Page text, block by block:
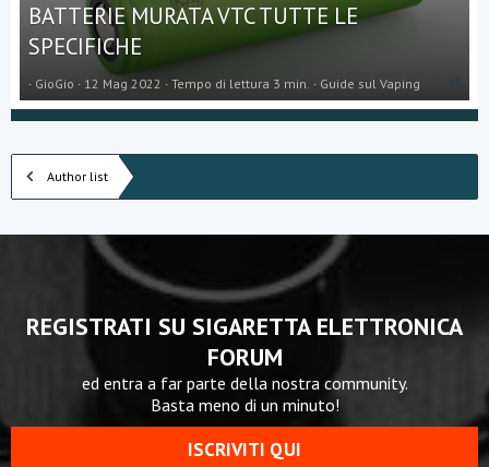
BATTERIE MURATA VTC TUTTE LE
SPECIFICHE
GioGio 12 Mag 2022 Tempo di lettura 3 min. Guide sul Vaping
Author list
REGISTRATI SU SIGARETTA ELETTRONICA
FORUM
ed entra a far parte della nostra community.
Basta meno di un minuto!
ISCRIVITI QUI